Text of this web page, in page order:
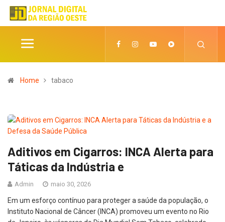
Home tabaco
Aditivos em Cigarros: INCA Alerta para
Táticas da Indústria e
Admin maio 30, 2026
Em um esforço contínuo para proteger a saúde da população, o
Instituto Nacional de Câncer (INCA) promoveu um evento no Rio